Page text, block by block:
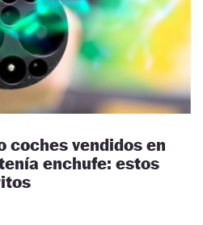
coches vendidos en
enchufe: estos